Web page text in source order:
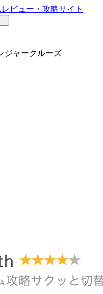
ジャークルーズ